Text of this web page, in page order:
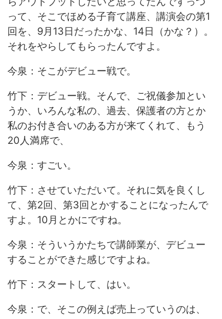
って、そこでほめる子育て講座、講演会の第1
回を、9月13日だったかな、14日（かな？）。
それをやらしてもらったんですよ。
今泉：そこがデビュー戦で。
竹下：デビュー戦。そんで、ご祝儀参加とい
うか、いろんな私の、過去、保護者の方とか
私のお付き合いのある方が来てくれて、もう
20人満席で、
今泉：すごい。
竹下：させていただいて。それに気を良くし
て、第2回、第3回とかすることになったんで
すよ。10月とかにですね。
今泉：そういうかたちで講師業が、デビュー
することができた感じですよね。
竹下：スタートして、はい。
今泉：で、そこの例えば売上っていうのは、